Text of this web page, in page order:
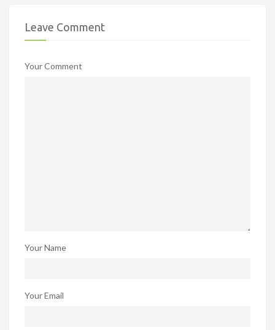
Leave Comment
Your Comment
Your Name
Your Email